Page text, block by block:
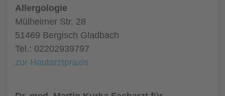
Allergologie
Mülheimer Str. 28
51469 Bergisch Gladbach
Tel.: 02202939797
zur Hautarztpraxis